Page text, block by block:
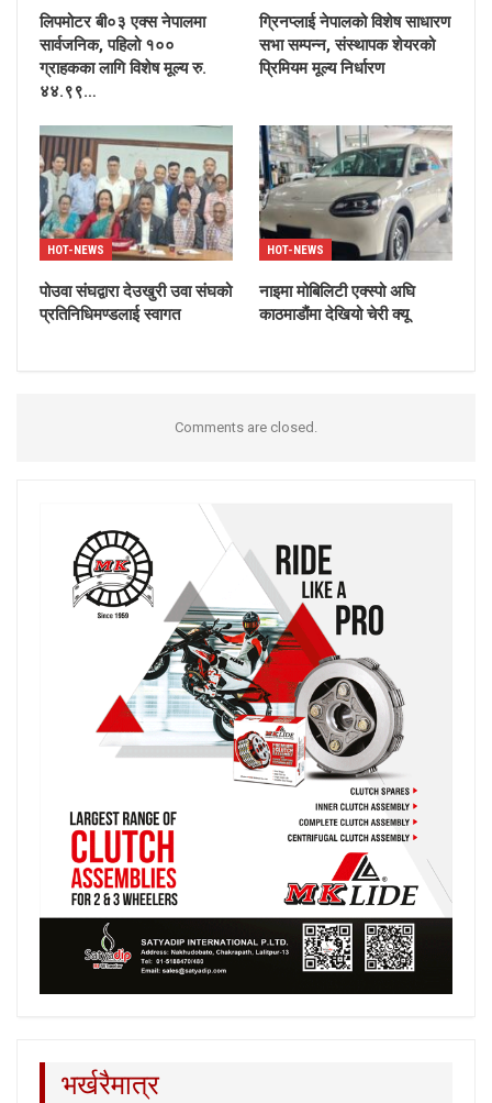
लिपमोटर बी०३ एक्स नेपालमा
सार्वजनिक, पहिलो १००
ग्राहकका लागि विशेष मूल्य रु.
४४.९९…
ग्रिनप्लाई नेपालको विशेष साधारण
सभा सम्पन्न, संस्थापक शेयरको
प्रिमियम मूल्य निर्धारण
HOT-NEWS
पोउवा संघद्वारा देउखुरी उवा संघको
प्रतिनिधिमण्डलाई स्वागत
HOT-NEWS
नाइमा मोबिलिटी एक्स्पो अघि
काठमाडौंमा देखियो चेरी क्यू
Comments are closed.
भर्खरैमात्र